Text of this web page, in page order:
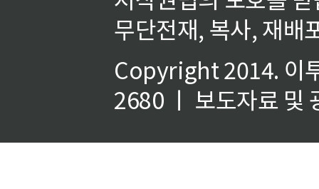
무단전재, 복사, 재배
Copyright 2014. 이
2680 ㅣ 보도자료